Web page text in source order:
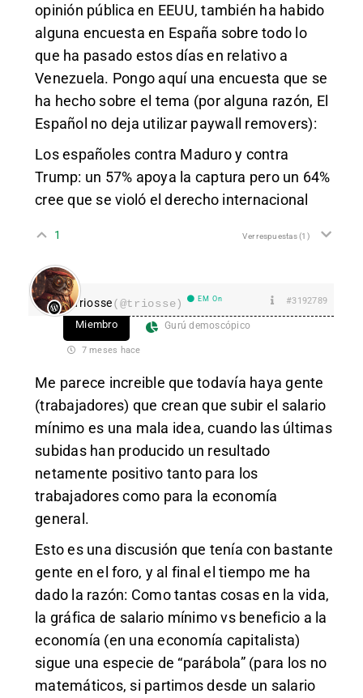
opinión pública en EEUU, también ha habido
alguna encuesta en España sobre todo lo
que ha pasado estos días en relativo a
Venezuela. Pongo aquí una encuesta que se
ha hecho sobre el tema (por alguna razón, El
Español no deja utilizar paywall removers):
Los españoles contra Maduro y contra
Trump: un 57% apoya la captura pero un 64%
cree que se violó el derecho internacional
1 Ver respuestas(1)
Triosse(@triosse) EM On #3192789
Miembro Gurú demoscópico
7 meses hace
Me parece increible que todavía haya gente
(trabajadores) que crean que subir el salario
mínimo es una mala idea, cuando las últimas
subidas han producido un resultado
netamente positivo tanto para los
trabajadores como para la economía
general.
Esto es una discusión que tenía con bastante
gente en el foro, y al final el tiempo me ha
dado la razón: Como tantas cosas en la vida,
la gráfica de salario mínimo vs beneficio a la
economía (en una economía capitalista)
sigue una especie de “parábola” (para los no
matemáticos, si partimos desde un salario